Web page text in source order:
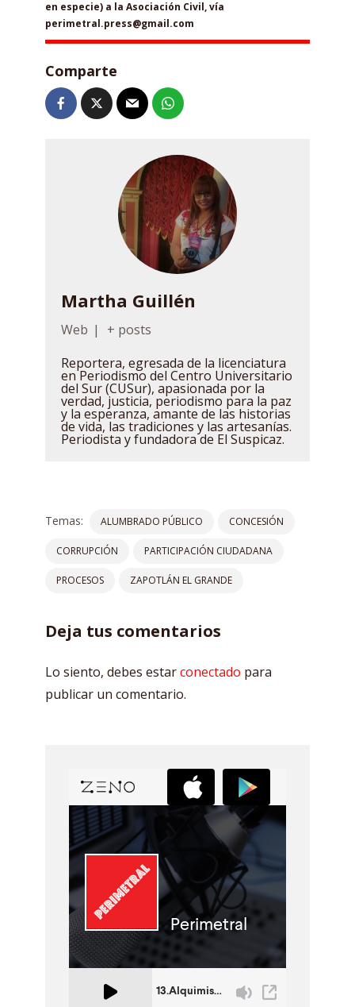
en especie) a la Asociación Civil, vía
perimetral.press@gmail.com
Comparte
Martha Guillén
Web |
+ posts
Reportera, egresada de la licenciatura
en Periodismo del Centro Universitario
del Sur (CUSur), apasionada por la
verdad, justicia, periodismo para la paz
y la esperanza, amante de las historias
de vida, las tradiciones y las artesanías.
Periodista y fundadora de El Suspicaz.
Temas: ALUMBRADO PÚBLICO CONCESIÓN
CORRUPCIÓN PARTICIPACIÓN CIUDADANA
PROCESOS ZAPOTLÁN EL GRANDE
Deja tus comentarios
Lo siento, debes estarconectado para
publicar un comentario.